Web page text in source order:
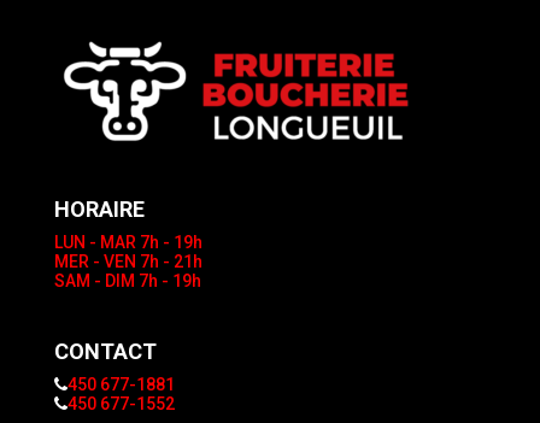
HORAIRE
LUN - MAR7h - 19h
MER - VEN 7h - 21h
SAM - DIM 7h - 19h
CONTACT
450 677-1881
450 677-1552